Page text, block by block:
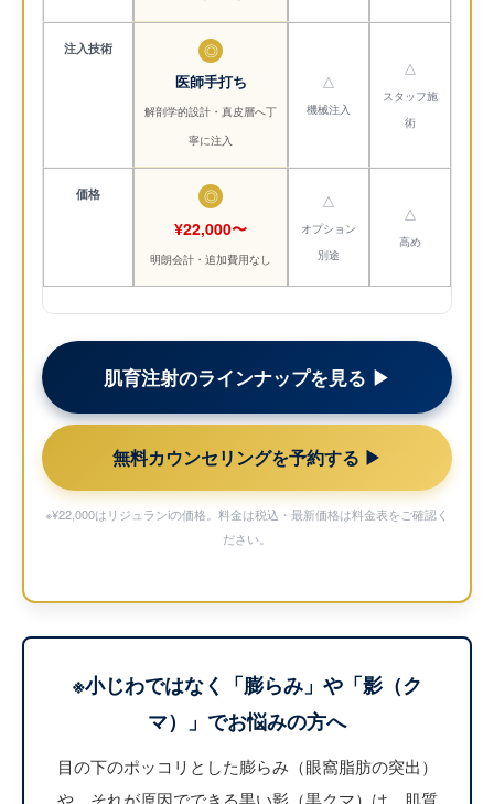
注入技術
◎
医師手打ち
解剖学的設計・真皮層へ丁
寧に注入
△
機械注入
△
スタッフ施
術
価格 ◎
¥22,000〜
明朗会計・追加費用なし
△
オプション
別途
△
高め
肌育注射のラインナップを見る ▶︎
無料カウンセリングを予約する ▶︎
※¥22,000はリジュランiの価格。料金は税込・最新価格は料金表をご確認く
ださい。
※小じわではなく「膨らみ」や「影（ク
マ）」でお悩みの方へ
目の下のポッコリとした膨らみ（眼窩脂肪の突出）
や、それが原因でできる黒い影（黒クマ）は、肌質